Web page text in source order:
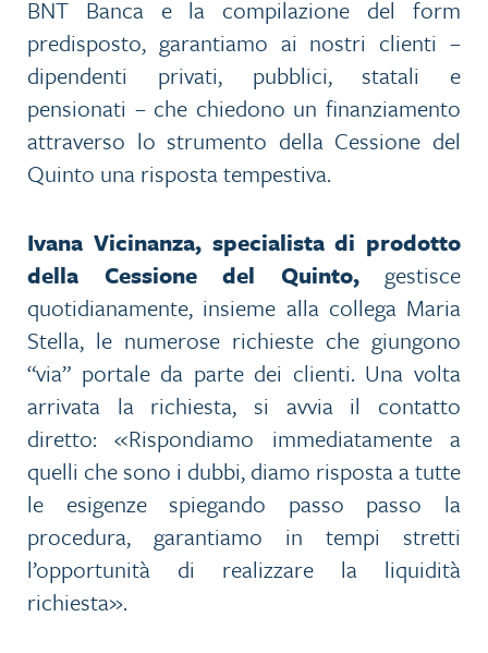
BNT Banca e la compilazione del form
predisposto, garantiamo ai nostri clienti –
dipendenti privati, pubblici, statali e
pensionati – che chiedono un finanziamento
attraverso lo strumento della Cessione del
Quinto una risposta tempestiva.
Ivana Vicinanza, specialista di prodotto
della Cessione del Quinto,gestisce
quotidianamente, insieme alla collega Maria
Stella, le numerose richieste che giungono
“via” portale da parte dei clienti. Una volta
arrivata la richiesta, si avvia il contatto
diretto: «Rispondiamo immediatamente a
quelli che sono i dubbi, diamo risposta a tutte
le esigenze spiegando passo passo la
procedura, garantiamo in tempi stretti
l’opportunità di realizzare la liquidità
richiesta».